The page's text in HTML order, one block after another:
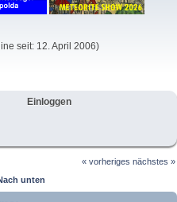
seit: 12. April 2006)
Einloggen
« vorheriges nächstes »
unten